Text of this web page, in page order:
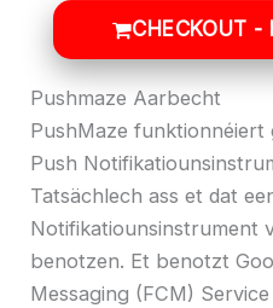
CHECKOUT -
Pushmaze Aarbecht
PushMaze funktionnéiert
Push
Tatsächlech ass et dat
Notifikatiounsinstrument
benotzen. Et benotzt
Messaging (FCM)